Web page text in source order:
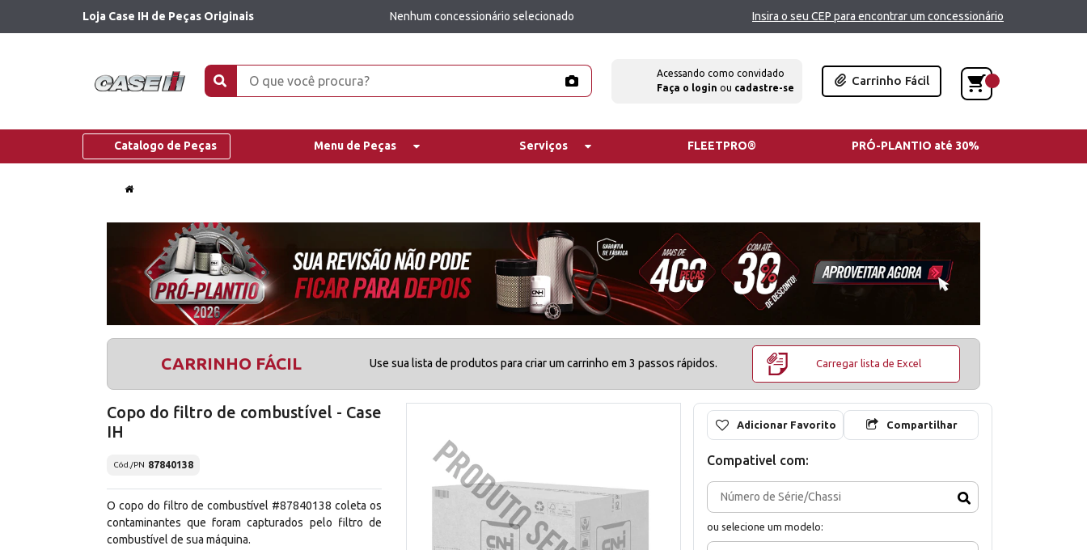
Loja Case IH de Peças Originais Nenhum concessionário selecionado Insira o seu CEP para encontrar um concessionário
Acessando como convidado
Faça o login ou cadastre-se
Carrinho Fácil
Catalogo de Peças Menu de Peças Serviços FLEETPRO® PRÓ-PLANTIO até 30%
CARRINHO FÁCIL Use sua lista de produtos para criar um carrinho em 3 passos rápidos. Carregar lista de Excel
Copo do filtro de combustível - Case
IH
Cód./PN 87840138
O copo do filtro de combustível #87840138 coleta os
contaminantes que foram capturados pelo filtro de
combustível de sua máquina.
Adicionar Favorito Compartilhar
Compativel com:
ou selecione um modelo: